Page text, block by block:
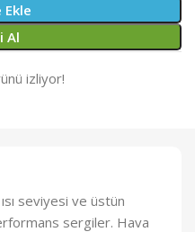
Ekle
Al
izliyor!
seviyesi ve üstün
sergiler. Hava